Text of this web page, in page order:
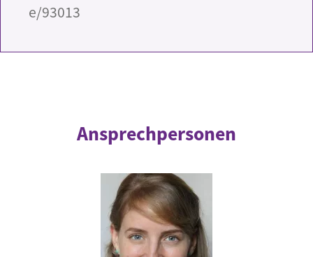
e/93013
Ansprechpersonen